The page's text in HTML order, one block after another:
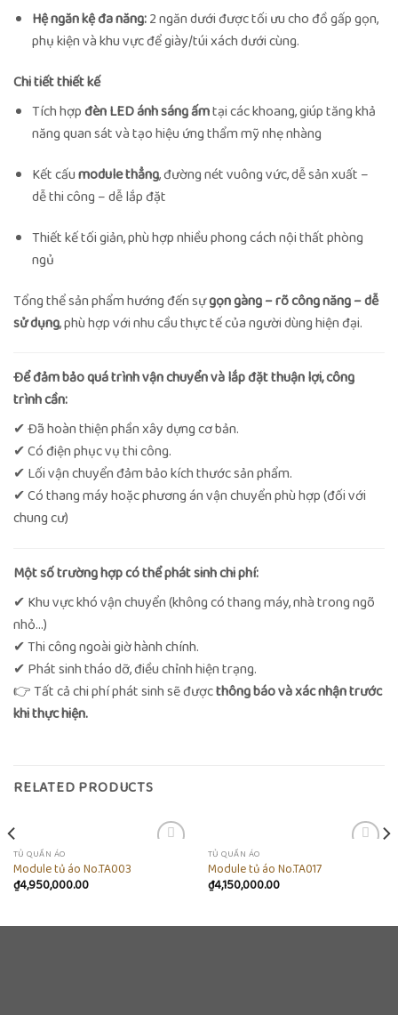
Hệ ngăn kệ đa năng:2 ngăn dưới được tối ưu cho đồ gấp gọn,
phụ kiện và khu vực để giày/túi xách dưới cùng.
Chi tiết thiết kế
Tích hợpđèn LED ánh sáng ấmtại các khoang, giúp tăng khả
năng quan sát và tạo hiệu ứng thẩm mỹ nhẹ nhàng
Kết cấumodule thẳng, đường nét vuông vức, dễ sản xuất –
dễ thi công – dễ lắp đặt
Thiết kế tối giản, phù hợp nhiều phong cách nội thất phòng
ngủ
Tổng thể sản phẩm hướng đến sựgọn gàng – rõ công năng – dễ
sử dụng, phù hợp với nhu cầu thực tế của người dùng hiện đại.
Để đảm bảo quá trình vận chuyển và lắp đặt thuận lợi, công
trình cần:
✔ Đã hoàn thiện phần xây dựng cơ bản.
✔ Có điện phục vụ thi công.
✔ Lối vận chuyển đảm bảo kích thước sản phẩm.
✔ Có thang máy hoặc phương án vận chuyển phù hợp (đối với
chung cư)
Một số trường hợp có thể phát sinh chi phí:
✔ Khu vực khó vận chuyển (không có thang máy, nhà trong ngõ
nhỏ…)
✔Thi công ngoài giờ hành chính.
✔ Phát sinh tháo dỡ, điều chỉnh hiện trạng.
👉 Tất cả chi phí phát sinh sẽ đượcthông báo và xác nhận trước
khi thực hiện.
RELATED PRODUCTS
TỦ QUẦN ÁO
Module tủ áo No.TA003
₫4,950,000.00
TỦ QUẦN ÁO
Module tủ áo No.TA017
₫4,150,000.00